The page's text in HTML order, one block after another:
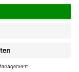
wenn